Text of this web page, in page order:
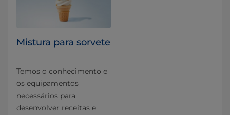
Mistura para sorvete
Temos o conhecimento e
os equipamentos
necessários para
desenvolver receitas e